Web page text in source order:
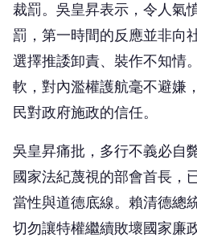
裁罰。吳皇昇表示，令人氣
罰，第一時間的反應並非向
選擇推諉卸責、裝作不知情
軟，對內濫權護航毫不避嫌
民對政府施政的信任。
吳皇昇痛批，多行不義必自
國家法紀蔑視的部會首長，
當性與道德底線。賴清德總
切勿讓特權繼續敗壞國家廉